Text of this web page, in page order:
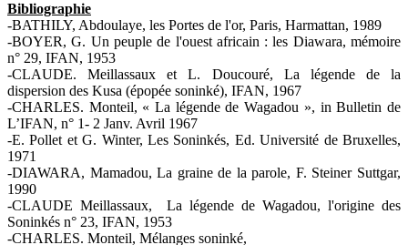
Bibliographie
-BATHILY, Abdoulaye, les Portes de l'or, Paris, Harmattan, 1989
-BOYER, G. Un peuple de l'ouest africain : les Diawara, mémoire
n° 29, IFAN, 1953
-CLAUDE. Meillassaux et L. Doucouré, La légende de la
dispersion des Kusa (épopée soninké), IFAN, 1967
-CHARLES. Monteil, « La légende de Wagadou », in Bulletin de
L’IFAN, n° 1- 2 Janv. Avril 1967
-E. Pollet et G. Winter, Les Soninkés, Ed. Université de Bruxelles,
1971
-DIAWARA, Mamadou, La graine de la parole, F. Steiner Suttgar,
1990
-CLAUDE Meillassaux, La légende de Wagadou, l'origine des
Soninkés n° 23, IFAN, 1953
-CHARLES. Monteil, Mélanges soninké,